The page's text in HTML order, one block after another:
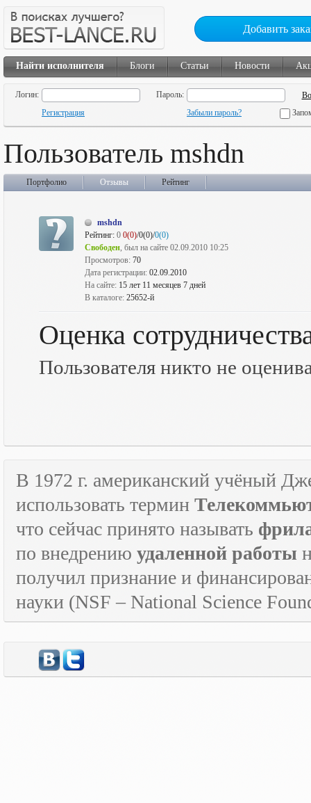
Добавить
Найти исполнителя Блоги Статьи Новости
Логин:
Пароль:
Регистрация
Забыли пароль?
Пользователь mshdn
Портфолио Отзывы Рейтинг
mshdn
Рейтинг: 0 0(0)/0(0)/0(0)
Свободен, был на сайте 02.09.2010 10:25
Просмотров: 70
Дата регистрации: 02.09.2010
На сайте: 15 лет 11 месяцев 7 дней
В каталоге: 25652-й
Оценка
Пользователя никто не
В 1972 г. американский учёный
использовать термин
что сейчас принято называть
по внедрению удаленной работы
получил признание и
науки (NSF – National Science